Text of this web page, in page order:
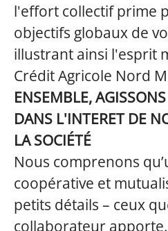
l'effort collectif prime
objectifs globaux de
illustrant ainsi l'esprit
Crédit Agricole Nord
ENSEMBLE,
DANS L'INTERET DE
LA SOCIÉTÉ
Nous comprenons
coopérative et
petits détails – ceux
collaborateur apporte.